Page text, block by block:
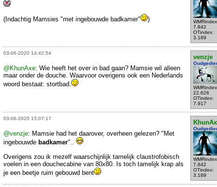
7.842
OTindex:
3.189
(Indachtig Mamsies "met ingebouwde badkamer" )
03-06-2020 14:42:54
venzje
22.626
OTindex:
7.917
@KhunAxe: Wie heeft het over in bad gaan? Mamsie wil alleen
maar onder de douche. Waarvoor overigens ook een Nederlands
woord bestaat: stortbad.
03-06-2020 15:07:17
7.842
OTindex:
3.189
@venzje: Mamsie had het daarover, overheen gelezen? "Met
ingebouwde badkamer"..
Overigens zou ik mezelf waarschijnlijk tamelijk claustrofobisch
voelen in een douchecabine van 80x80. Is toch tamelijk krap als
je een beetje ruim gebouwd bent